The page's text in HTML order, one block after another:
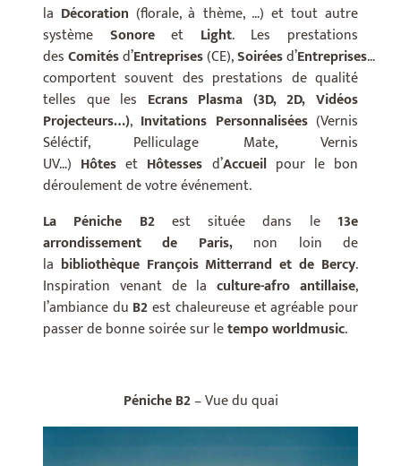
la Décoration(florale, à thème, …) et tout autre
système Sonoreet Light. Les prestations
desComitésd’Entreprises(CE),Soiréesd’Entreprises…
comportent souvent des prestations de qualité
telles que les Ecrans Plasma (3D, 2D, Vidéos
Projecteurs…), Invitations Personnalisées(Vernis
Séléctif, Pelliculage Mate, Vernis
UV…) Hôtes et Hôtesses d’Accueil pour le bon
déroulement de votre événement.
La Péniche B2est située dans le 13e
arrondissement de Paris, non loin de
la bibliothèque François Mitterrand et de Bercy.
Inspiration venant de laculture-afro antillaise,
l’ambiance du B2est chaleureuse et agréable pour
passer de bonne soirée sur letempo worldmusic.
Péniche B2– Vue du quai